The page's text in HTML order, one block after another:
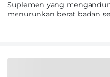
Suplemen yang
menurunkan berat badan